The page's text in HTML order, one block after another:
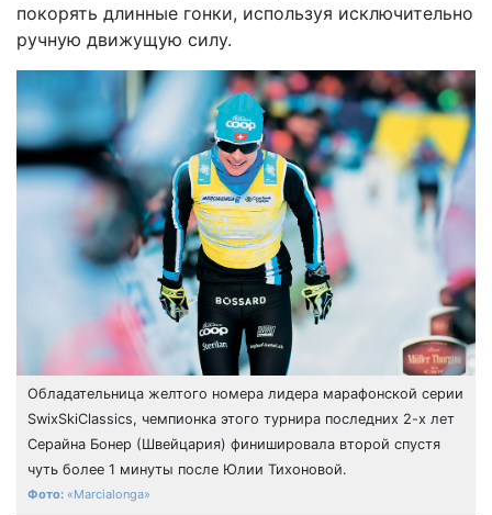
покорять длинные гонки, используя исключительно
ручную движущую силу.
Обладательница желтого номера лидера марафонской серии
SwixSkiClassics, чемпионка этого турнира последних 2-х лет
Серайна Бонер (Швейцария) финишировала второй спустя
чуть более 1 минуты после Юлии Тихоновой.
«Marcialonga»